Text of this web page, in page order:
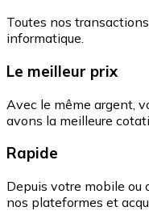
Toutes nos
informatique.
Le meilleur prix
Avec le même argent,
avons la meilleure
Rapide
Depuis votre mobile ou
nos plateformes et